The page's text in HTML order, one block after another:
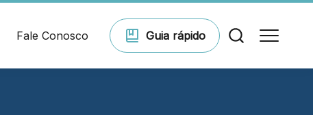
Fale Conosco Guia rápido